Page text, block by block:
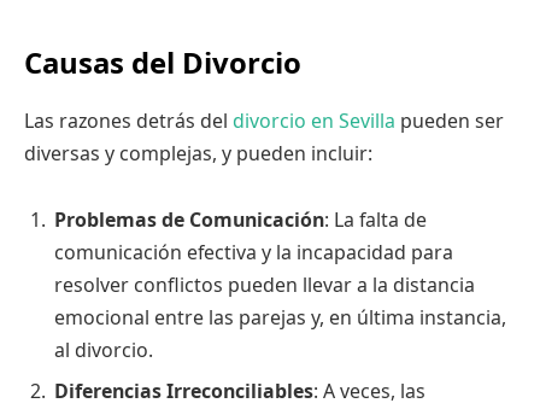
Causas del Divorcio
Las razones detrás del divorcio en Sevilla pueden ser
diversas y complejas, y pueden incluir:
Problemas de Comunicación: La falta de
comunicación efectiva y la incapacidad para
resolver conflictos pueden llevar a la distancia
emocional entre las parejas y, en última instancia,
al divorcio.
Diferencias Irreconciliables: A veces, las